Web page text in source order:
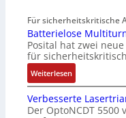
Für sicherheitskritische
Batterielose
Posital hat zwei
für
Weiterlesen:
B
a
t
Verbesserte
Der OptoNCDT